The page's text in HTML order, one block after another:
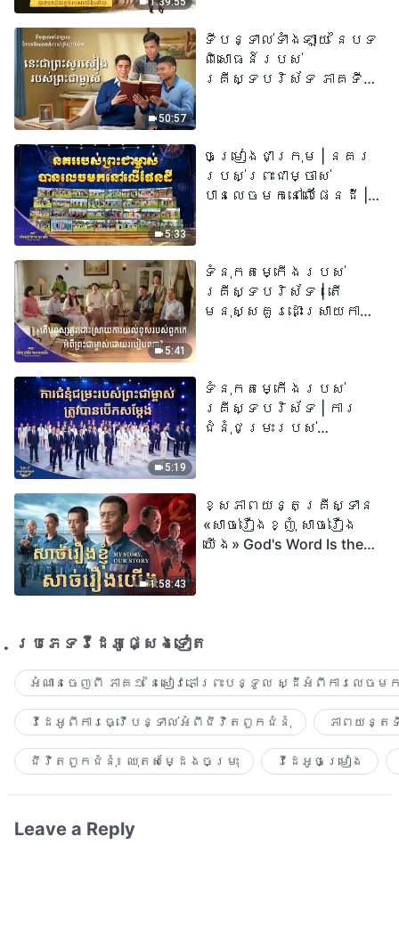
50:57
ទីបន្ទាល់ទាំងឡាយ នៃបទ
ពិសោធន៍របស់
គ្រីស្ទបរិស័ទ ភាគទី
5:33
ចម្រៀងជាក្រុម | នគរ
របស់ព្រះជាម្ចាស់
បានលេចមកនៅលើផែនដី |
5:41
ទំនុកតម្កើង​របស់​
គ្រីស្ទបរិស័ទ​ | តើ
មនុស្សគួរដោះស្រាយការ
២០២៦
5:19
ទំនុកតម្កើង​របស់​
គ្រីស្ទបរិស័ទ | ការ
ជំនុំជម្រះរបស់
1:58:43
ខ្សែភាពយន្តគ្រីស្ទាន
«សាច់រឿងខ្ញុំ សាច់រឿង
យើង» God's Word Is the
ប្រភេទ​វីដេអូ​ផ្សេង​ទៀត​
អំណានចេញពី ភាគ១ នៃសៀវភៅព្រះបន្ទូល ស្ដីអំពីការលេច
វីដេអូពីការធ្វើបន្ទាល់អំពីជីវិតពួកជំនុំ ភាពយន្
ជីវិតពួកជំនុំ៖ ឈុតសម្ដែងចម្រុះ វីដេអូចម្រៀង​
Leave a Reply